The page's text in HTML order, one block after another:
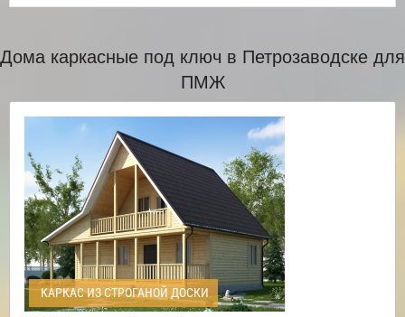
Дома каркасные под ключ в Петрозаводске для
ПМЖ
КАРКАС ИЗ СТРОГАНОЙ ДОСКИ